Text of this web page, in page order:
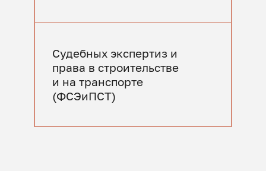
Судебных экспертиз и
права в строительстве
и на транспорте
(ФСЭиПСТ)